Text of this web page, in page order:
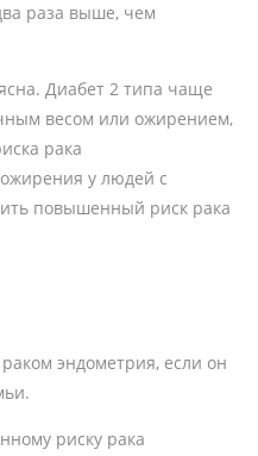
раза выше, чем
Диабет 2 типа чаще
весом или ожирением,
рака
у людей с
повышенный риск рака
эндометрия, если он
риску рака